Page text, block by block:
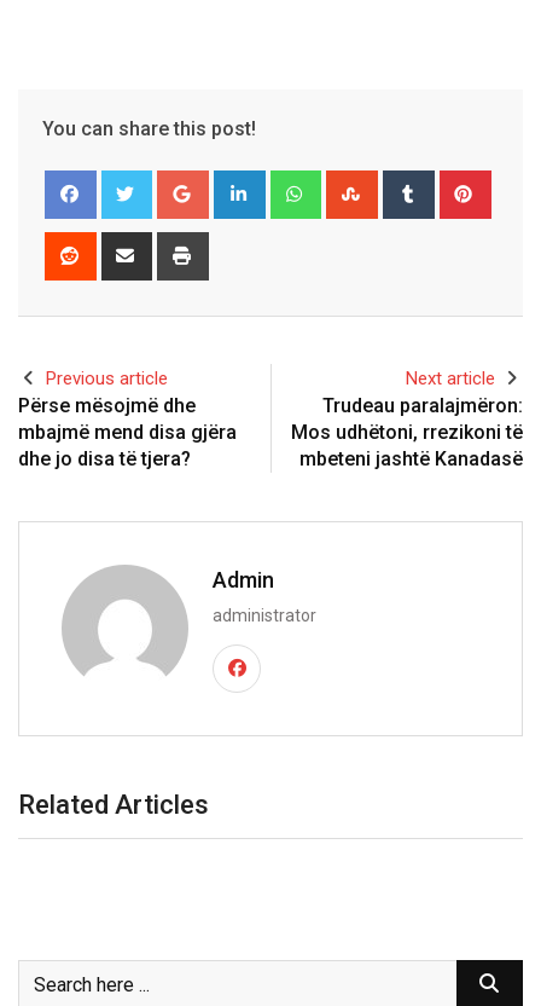
You can share this post!
Google+ LinkedIn WhatsappStumbleUpon
Tumblr
Reddit
Share
Previous article
Përse mësojmë dhe
mbajmë mend disa gjëra
dhe jo disa të tjera?
Next article
Trudeau paralajmëron:
Mos udhëtoni, rrezikoni të
mbeteni jashtë Kanadasë
Admin
administrator
Related Articles